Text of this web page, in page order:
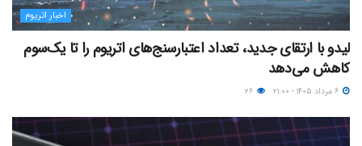
اخبار اتریوم
لیدو با ارتقای جدید، تعداد اعتبارسنج‌های اتریوم را تا یک‌سوم
کاهش می‌دهد